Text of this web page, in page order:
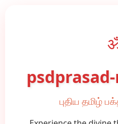
புதிய தமிழ்